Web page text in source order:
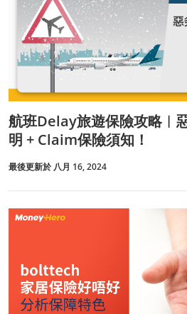
航班Delay旅遊保險攻略︱
明 + Claim保險須知！
最後更新於 八月 16, 2024